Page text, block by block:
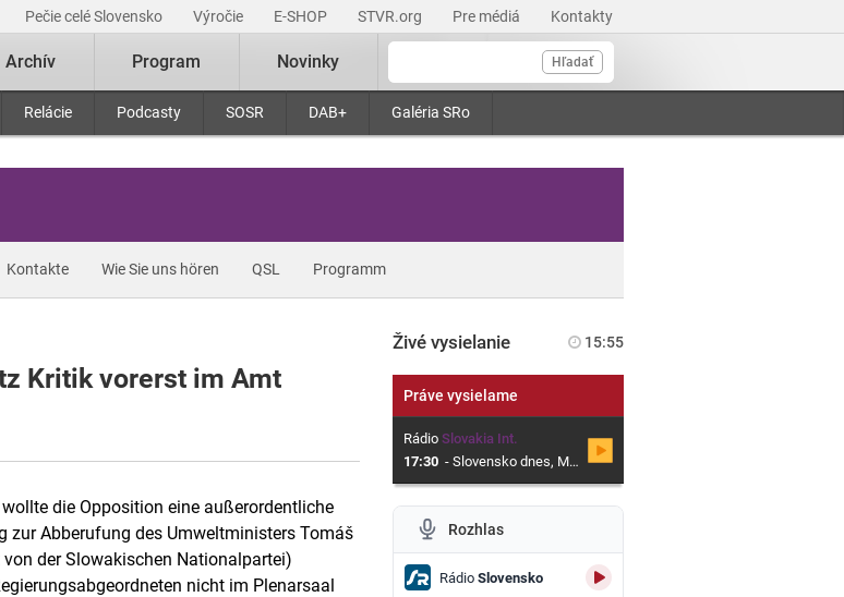
Pečie celé Slovensko Výročie E-SHOP STVR.org Pre médiá Kontakty
Hľadať
Relácie Podcasty SOSR DAB+ Galéria SRo
Archív Program Novinky
Kontakte Wie Sie uns hören QSL Programm
Kritik vorerst im Amt
die Opposition eine außerordentliche
zur Abberufung des Umweltministers Tomáš
der Slowakischen Nationalpartei)
nicht im Plenarsaal
Živé vysielanie 15:55
Práve vysielame
RádioSlovakia Int.
17:30 - Slovensko dnes, Magazín o Slovensku
Rozhlas
RádioSlovensko